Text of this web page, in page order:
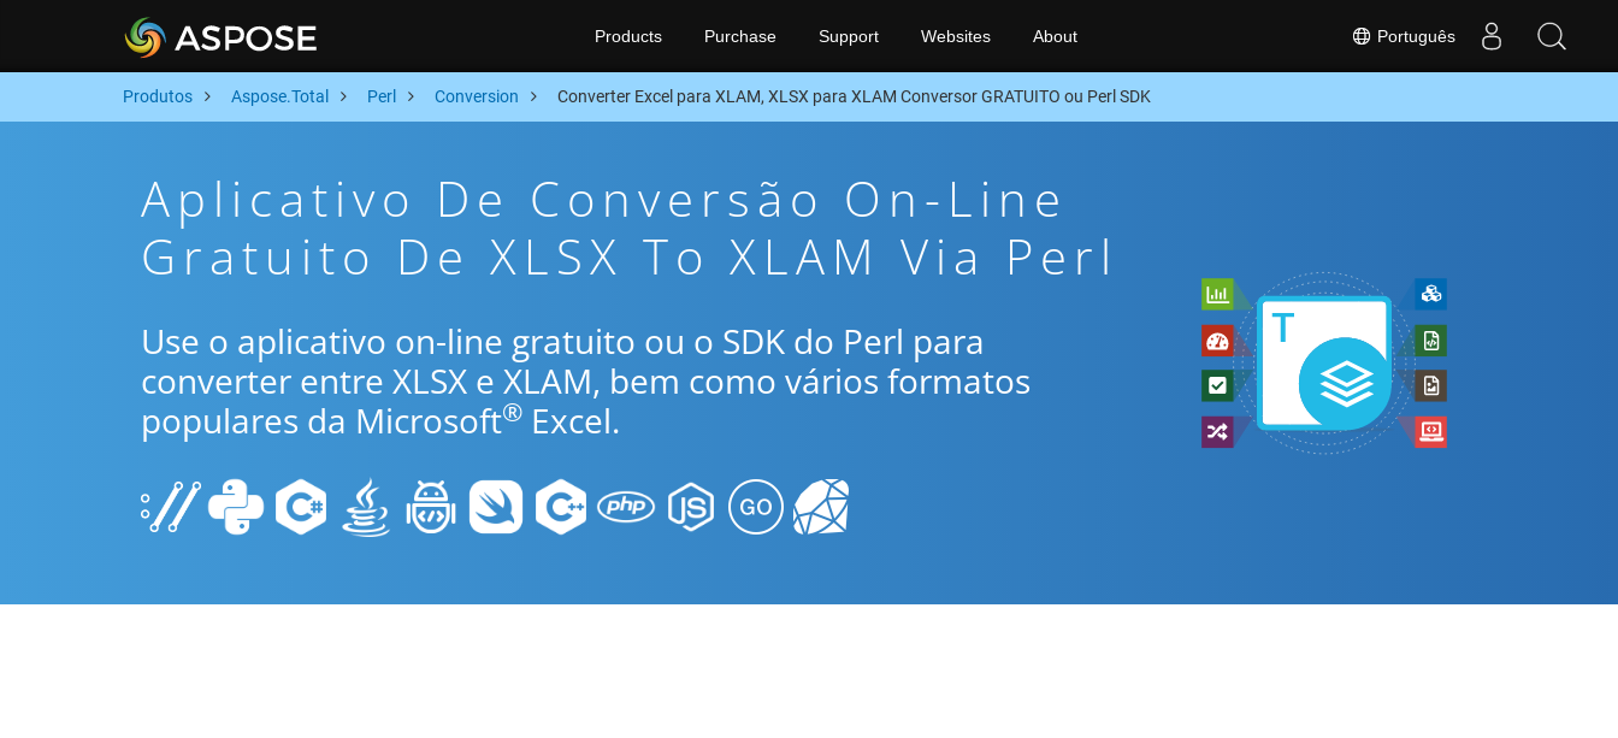
Português
Products Purchase Support Websites About
Produtos Aspose.Total Perl Conversion Converter Excel para XLAM, XLSX para XLAM Conversor GRATUITO ou Perl SDK
Aplicativo De Conversão On-Line
Gratuito De XLSX To XLAM Via Perl
Use o aplicativo on-line gratuito ou o SDK do Perl para
converter entre XLSX e XLAM, bem como vários formatos
populares da Microsoft® Excel.